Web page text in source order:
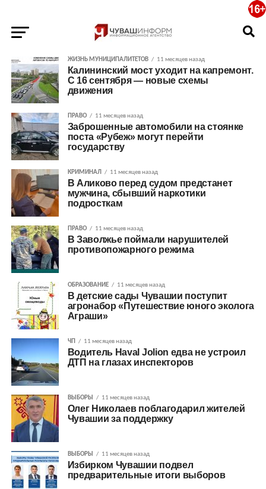
ЖИЗНЬ МУНИЦИПАЛИТЕТОВ 11 месяцев назад
Калининский мост уходит на капремонт.
С 16 сентября — новые схемы
движения
ПРАВО 11 месяцев назад
Заброшенные автомобили на стоянке
поста «Рубеж» могут перейти
государству
КРИМИНАЛ 11 месяцев назад
В Аликово перед судом предстанет
мужчина, сбывший наркотики
подросткам
ПРАВО 11 месяцев назад
В Заволжье поймали нарушителей
противопожарного режима
ОБРАЗОВАНИЕ 11 месяцев назад
В детские сады Чувашии поступит
агронабор «Путешествие юного эколога
Аграши»
ЧП 11 месяцев назад
Водитель Haval Jolion едва не устроил
ДТП на глазах инспекторов
ВЫБОРЫ 11 месяцев назад
Олег Николаев поблагодарил жителей
Чувашии за поддержку
ВЫБОРЫ 11 месяцев назад
Избирком Чувашии подвел
предварительные итоги выборов